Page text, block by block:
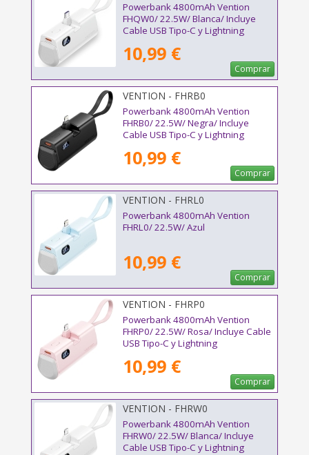
Powerbank 4800mAh Vention
FHQW0/ 22.5W/ Blanca/ Incluye
Cable USB Tipo-C y Lightning
10,99 €
Comprar
VENTION - FHRB0
Powerbank 4800mAh Vention
FHRB0/ 22.5W/ Negra/ Incluye
Cable USB Tipo-C y Lightning
10,99 €
Comprar
VENTION - FHRL0
Powerbank 4800mAh Vention
FHRL0/ 22.5W/ Azul
10,99 €
Comprar
VENTION - FHRP0
Powerbank 4800mAh Vention
FHRP0/ 22.5W/ Rosa/ Incluye Cable
USB Tipo-C y Lightning
10,99 €
Comprar
VENTION - FHRW0
Powerbank 4800mAh Vention
FHRW0/ 22.5W/ Blanca/ Incluye
Cable USB Tipo-C y Lightning